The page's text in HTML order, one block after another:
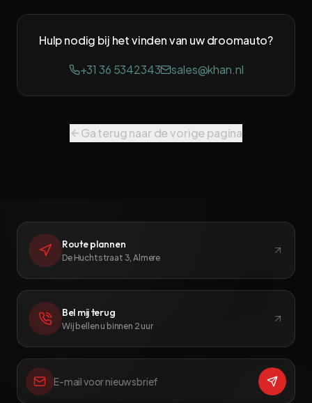
Hulp nodig bij het vinden van uw droomauto?
+31 36 5342343
sales@khan.nl
Ga terug naar de vorige pagina
Route plannen
De Huchtstraat 3, Almere
Bel mij terug
Wij bellen u binnen 2 uur